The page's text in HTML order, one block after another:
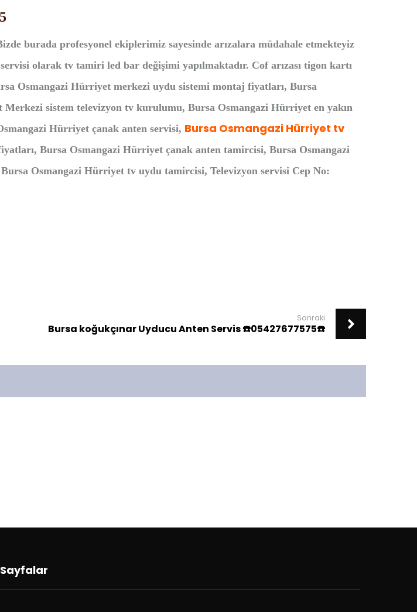
burada profesyonel ekiplerimiz sayesinde arızalara müdahale etmekteyiz
olarak tv tamiri led bar değişimi yapılmaktadır. Cof arızası tigon kartı
Osmangazi Hürriyet merkezi uydu sistemi montaj fiyatları, Bursa
sistem televizyon tv kurulumu, Bursa Osmangazi Hürriyet en yakın
Hürriyet çanak anten servisi, Bursa Osmangazi Hürriyet tv
Bursa Osmangazi Hürriyet çanak anten tamircisi, Bursa Osmangazi
Osmangazi Hürriyet tv uydu tamircisi, Televizyon servisi Cep No:
Sonraki
Bursa koğukçınar Uyducu Anten Servis ☎️05427677575☎️
Sayfalar